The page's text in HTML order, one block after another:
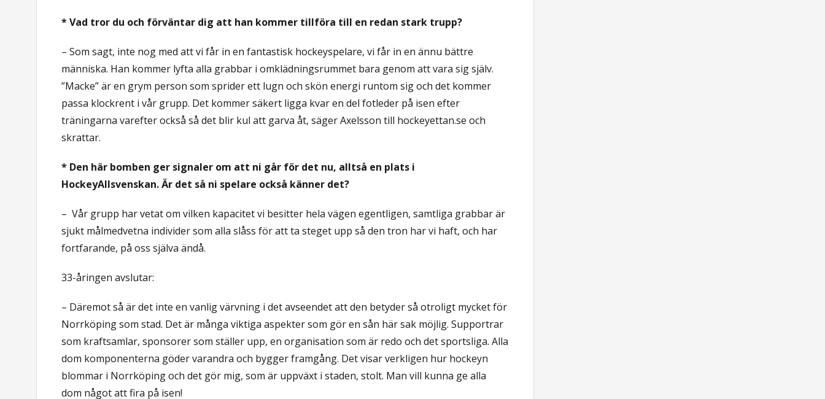
* Vad tror du och förväntar dig att han kommer tillföra till en redan stark trupp?
– Som sagt, inte nog med att vi får in en fantastisk hockeyspelare, vi får in en ännu bättre
människa. Han kommer lyfta alla grabbar i omklädningsrummet bara genom att vara sig själv.
”Macke” är en grym person som sprider ett lugn och skön energi runtom sig och det kommer
passa klockrent i vår grupp. Det kommer säkert ligga kvar en del fotleder på isen efter
träningarna varefter också så det blir kul att garva åt, säger Axelsson till hockeyettan.se och
skrattar.
* Den här bomben ger signaler om att ni går för det nu, alltså en plats i
HockeyAllsvenskan. Är det så ni spelare också känner det?
– Vår grupp har vetat om vilken kapacitet vi besitter hela vägen egentligen, samtliga grabbar är
sjukt målmedvetna individer som alla slåss för att ta steget upp så den tron har vi haft, och har
fortfarande, på oss själva ändå.
33-åringen avslutar:
– Däremot så är det inte en vanlig värvning i det avseendet att den betyder så otroligt mycket för
Norrköping som stad. Det är många viktiga aspekter som gör en sån här sak möjlig. Supportrar
som kraftsamlar, sponsorer som ställer upp, en organisation som är redo och det sportsliga. Alla
dom komponenterna göder varandra och bygger framgång. Det visar verkligen hur hockeyn
blommar i Norrköping och det gör mig, som är uppväxt i staden, stolt. Man vill kunna ge alla
dom något att fira på isen!